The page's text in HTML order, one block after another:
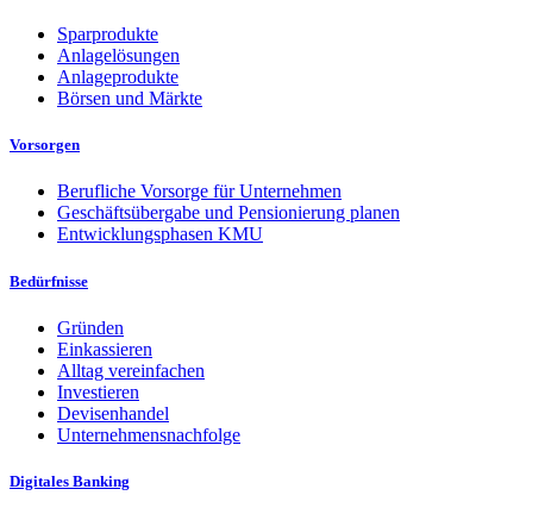
Sparprodukte
Anlagelösungen
Anlageprodukte
Börsen und Märkte
Vorsorgen
Berufliche Vorsorge für Unternehmen
Geschäftsübergabe und Pensionierung planen
Entwicklungsphasen KMU
Bedürfnisse
Gründen
Einkassieren
Alltag vereinfachen
Investieren
Devisenhandel
Unternehmensnachfolge
Digitales Banking